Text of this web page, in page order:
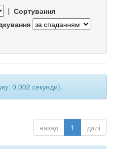
| Сортування
0.002 секунди).
назад 1 далі